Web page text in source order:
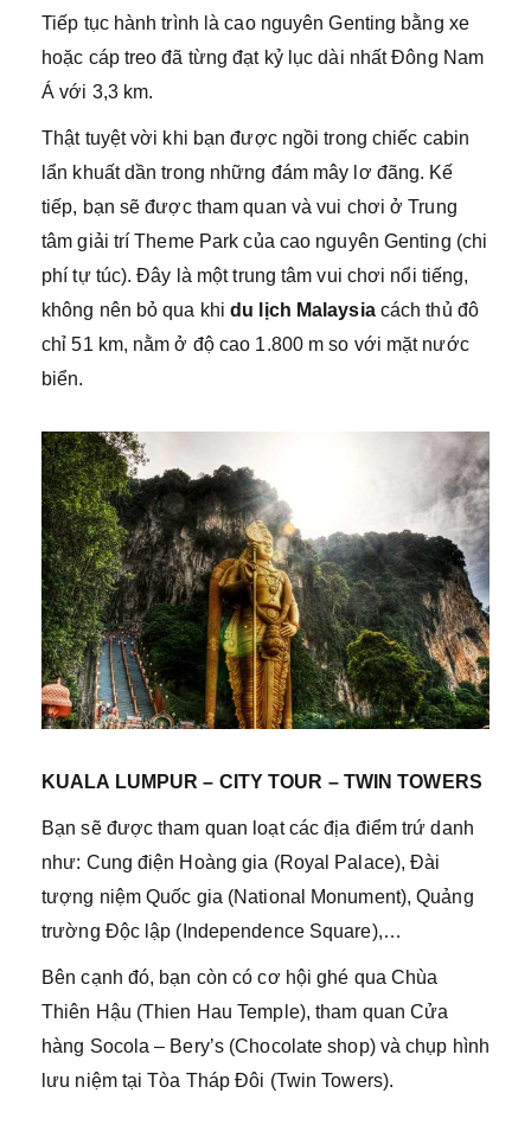
Tiếp tục hành trình là cao nguyên Genting bằng xe
hoặc cáp treo đã từng đạt kỷ lục dài nhất Đông Nam
Á với 3,3 km.
Thật tuyệt vời khi bạn được ngồi trong chiếc cabin
lẩn khuất dần trong những đám mây lơ đãng. Kế
tiếp, bạn sẽ được tham quan và vui chơi ở Trung
tâm giải trí Theme Park của cao nguyên Genting (chi
phí tự túc). Đây là một trung tâm vui chơi nổi tiếng,
không nên bỏ qua khidu lịch Malaysiacách thủ đô
chỉ 51 km, nằm ở độ cao 1.800 m so với mặt nước
biển.
KUALA LUMPUR – CITY TOUR – TWIN TOWERS
Bạn sẽ được tham quan loạt các địa điểm trứ danh
như: Cung điện Hoàng gia (Royal Palace), Đài
tượng niệm Quốc gia (National Monument), Quảng
trường Độc lập (Independence Square),…
Bên cạnh đó, bạn còn có cơ hội ghé qua Chùa
Thiên Hậu (Thien Hau Temple), tham quan Cửa
hàng Socola – Bery’s (Chocolate shop) và chụp hình
lưu niệm tại Tòa Tháp Đôi (Twin Towers).